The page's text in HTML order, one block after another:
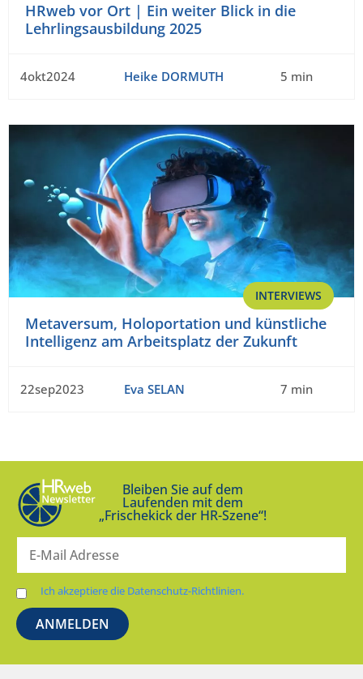
HRweb vor Ort | Ein weiter Blick in die
Lehrlingsausbildung 2025
4okt2024 Heike DORMUTH 5 min
INTERVIEWS
Metaversum, Holoportation und künstliche
Intelligenz am Arbeitsplatz der Zukunft
22sep2023 Eva SELAN 7 min
Bleiben Sie auf dem
Laufenden mit dem
„Frischekick der HR-Szene“!
Ich akzeptiere die Datenschutz-Richtlinien.